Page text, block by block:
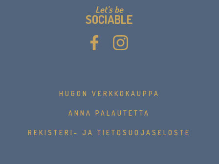
Let’s be
SOCIABLE
HUGON VERKKOKAUPPA
ANNA PALAUTETTA
REKISTERI- JA TIETOSUOJASELOSTE